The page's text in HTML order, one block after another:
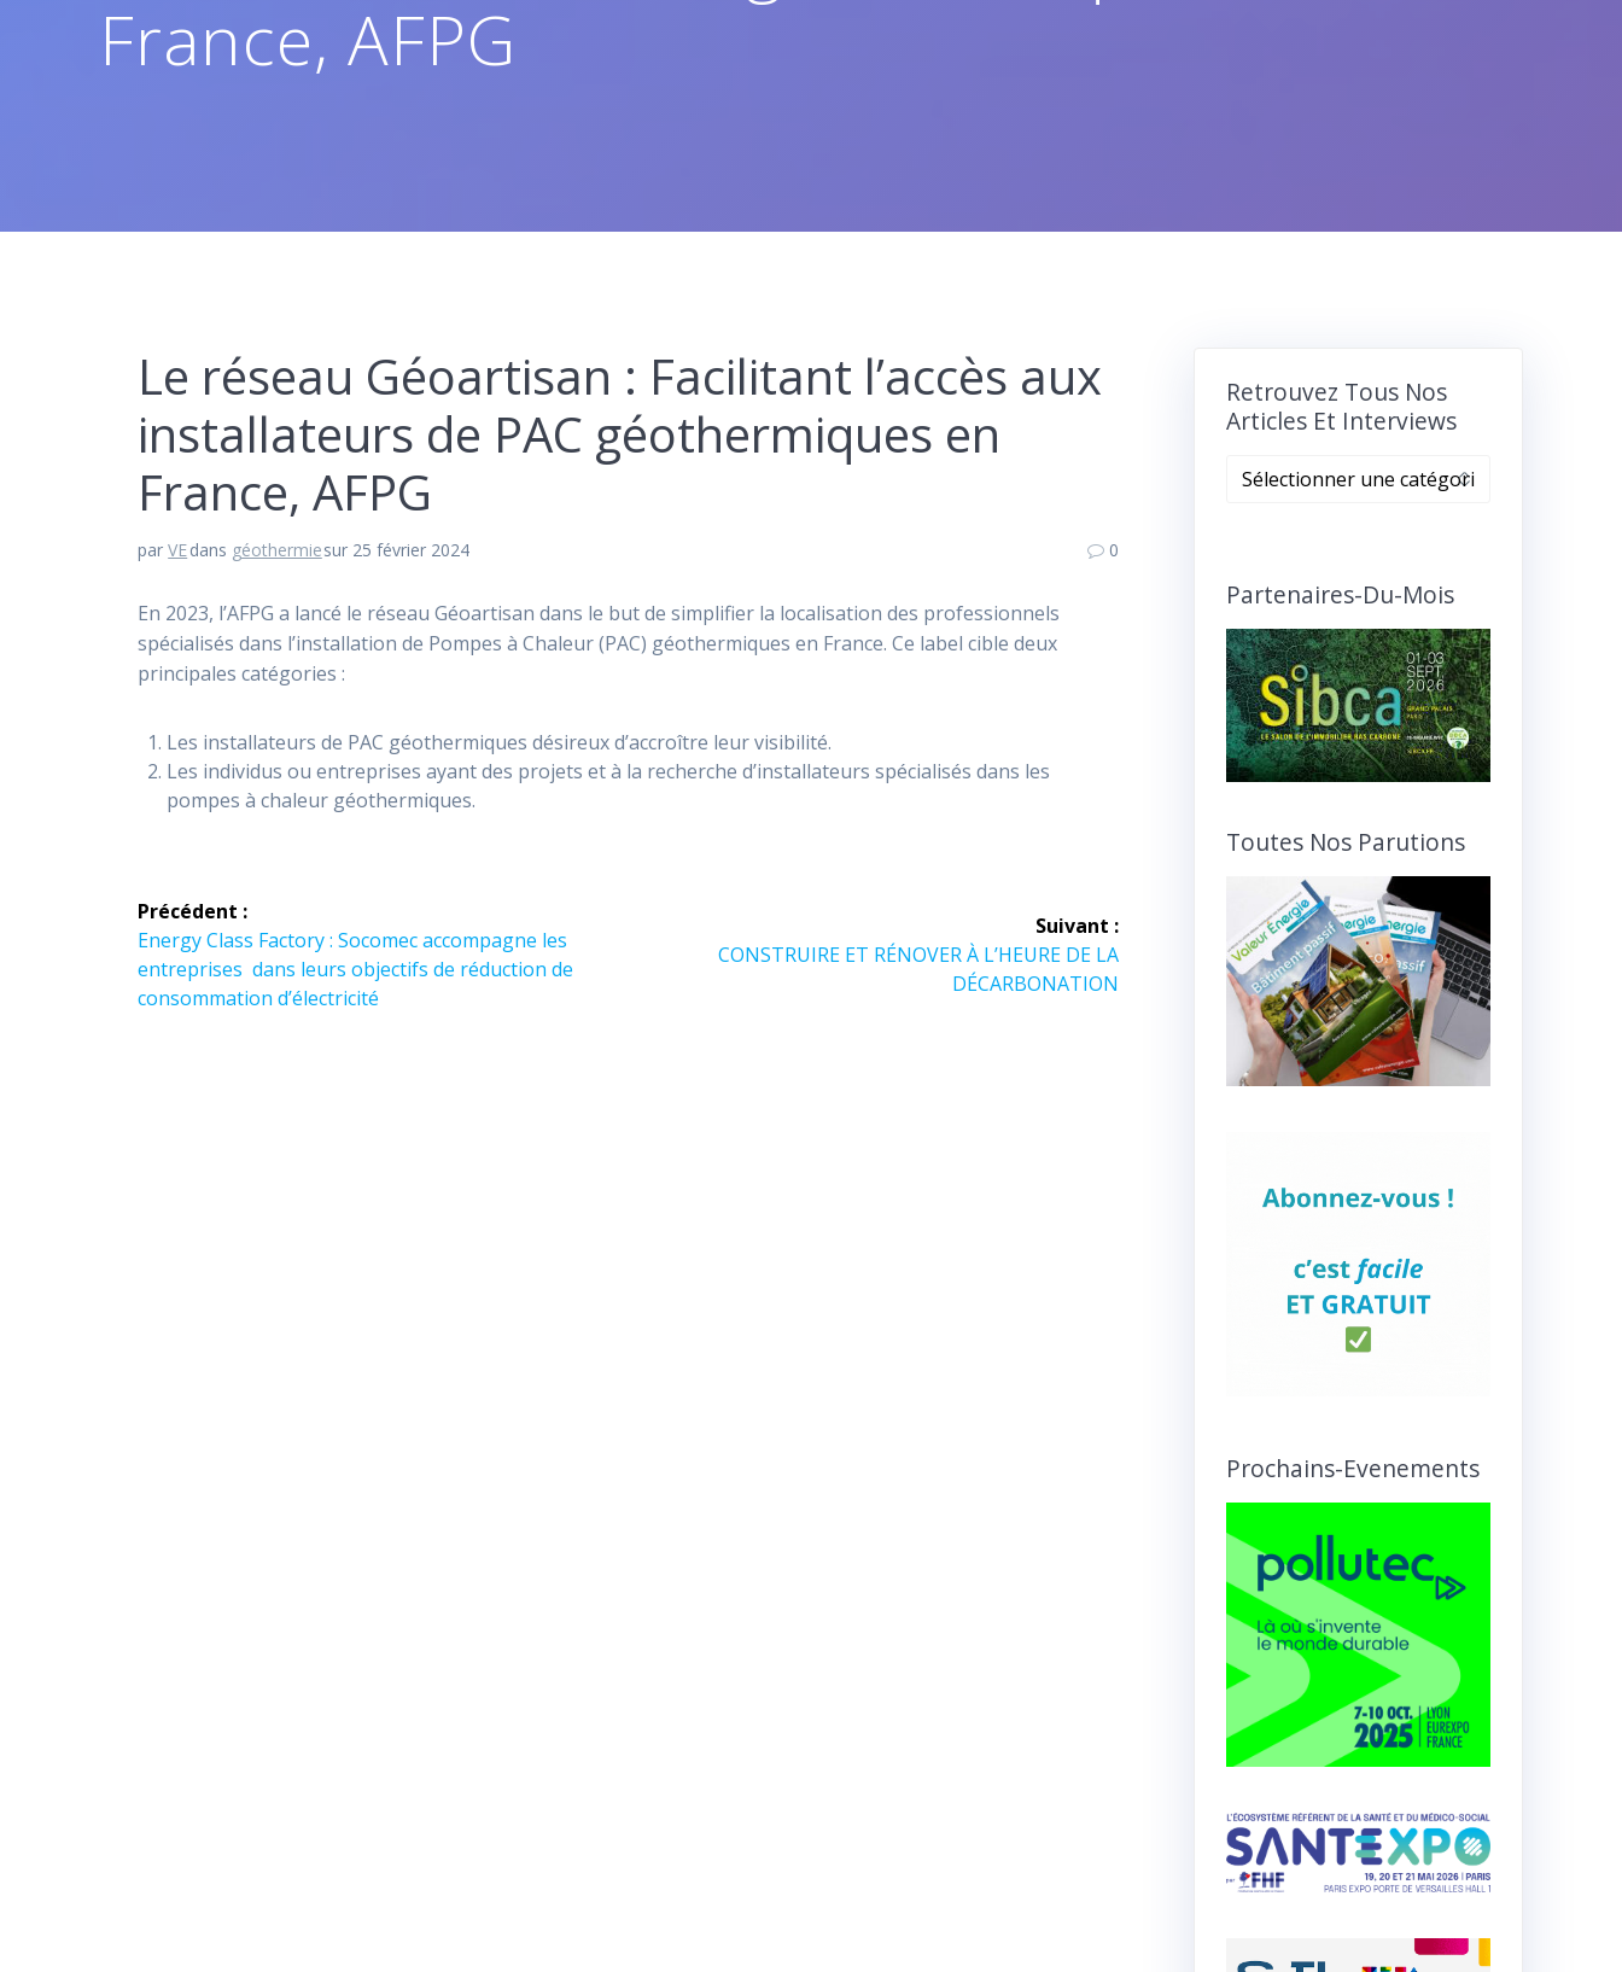
France, AFPG
Le réseau Géoartisan : Facilitant l’accès aux
installateurs de PAC géothermiques en
France, AFPG
parVEdans géothermiesur 25 février 2024 0
En 2023, l’AFPG a lancé le réseau Géoartisan dans le but de simplifier la localisation des professionnels
spécialisés dans l’installation de Pompes à Chaleur (PAC) géothermiques en France. Ce label cible deux
principales catégories :
Les installateurs de PAC géothermiques désireux d’accroître leur visibilité.
Les individus ou entreprises ayant des projets et à la recherche d’installateurs spécialisés dans les
pompes à chaleur géothermiques.
Navigation
de
l’article
Précédent :
Article
précédent :
Energy Class Factory : Socomec accompagne les
entreprises dans leurs objectifs de réduction de
consommation d’électricité
Suivant :
Article
CONSTRUIRE ET RÉNOVER À L’HEURE DE LA
DÉCARBONATION
Retrouvez Tous Nos
Articles Et Interviews
Retrouvez
et
Partenaires-Du-Mois
Toutes Nos Parutions
Prochains-Evenements